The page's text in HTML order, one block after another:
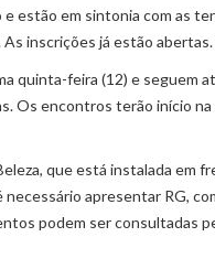
estão em sintonia com as
inscrições já estão abertas.
quinta-feira (12) e seguem
Os encontros terão início
que está instalada em
necessário apresentar RG,
podem ser consultadas